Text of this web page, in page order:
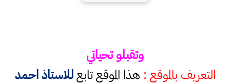
وتقبلو تحياتي
التعريف بالموقع : هذا الموقع تابعللاستاذ احمد